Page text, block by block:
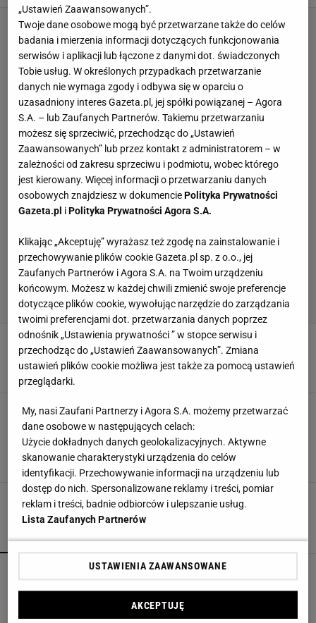
Lampki solarne na balkon. Co warto wiedzieć i
jakie wybrać?
LAMPKI LAMPY SOLARNE OŚWIETLENIE OGRODU
Te lampy solarne z Action pięknie oświetlą
ogród oraz ozdobią balkony! Ceny już od 13,99
LAMPY OGRODOWE LAMPY SOLARNE
OGRÓD
OŚWIETLENIE OGRODU
POPULARNE NAJNOWSZE
Kompaktowa bieżnia do małego mieszkania.
„Ustawień Zaawansowanych”.
Twoje dane osobowe mogą być przetwarzane także do celów
badania i mierzenia informacji dotyczących funkcjonowania
serwisów i aplikacji lub łączone z danymi dot. świadczonych
Tobie usług. W określonych przypadkach przetwarzanie
danych nie wymaga zgody i odbywa się w oparciu o
uzasadniony interes Gazeta.pl, jej spółki powiązanej – Agora
S.A. – lub Zaufanych Partnerów. Takiemu przetwarzaniu
możesz się sprzeciwić, przechodząc do „Ustawień
Zaawansowanych” lub przez kontakt z administratorem – w
zależności od zakresu sprzeciwu i podmiotu, wobec którego
jest kierowany. Więcej informacji o przetwarzaniu danych
osobowych znajdziesz w dokumenciePolityka Prywatności
Gazeta.pl iPolityka Prywatności Agora S.A.
Klikając „Akceptuję” wyrażasz też zgodę na zainstalowanie i
przechowywanie plików cookie Gazeta.pl sp. z o.o., jej
Zaufanych Partnerów i Agora S.A. na Twoim urządzeniu
końcowym. Możesz w każdej chwili zmienić swoje preferencje
dotyczące plików cookie, wywołując narzędzie do zarządzania
twoimi preferencjami dot. przetwarzania danych poprzez
odnośnik „Ustawienia prywatności ” w stopce serwisu i
przechodząc do „Ustawień Zaawansowanych”. Zmiana
ustawień plików cookie możliwa jest także za pomocą ustawień
przeglądarki.
My, nasi Zaufani Partnerzy i Agora S.A. możemy przetwarzać
dane osobowe w następujących celach:
Użycie dokładnych danych geolokalizacyjnych. Aktywne
skanowanie charakterystyki urządzenia do celów
identyfikacji. Przechowywanie informacji na urządzeniu lub
dostęp do nich. Spersonalizowane reklamy i treści, pomiar
reklam i treści, badnie odbiorców i ulepszanie usług.
Lista Zaufanych Partnerów
USTAWIENIA ZAAWANSOWANE
AKCEPTUJĘ